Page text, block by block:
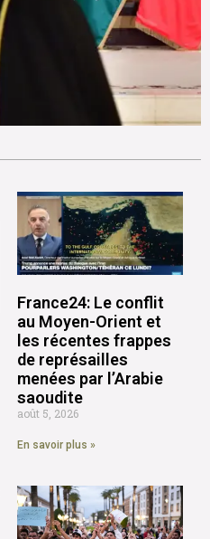
France24: Le conflit
au Moyen-Orient et
les récentes frappes
de représailles
menées par l’Arabie
saoudite
août 5, 2026
En savoir plus »